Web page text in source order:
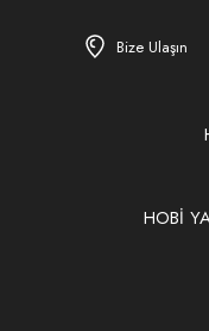
Bize Ulaşın
HOBİ